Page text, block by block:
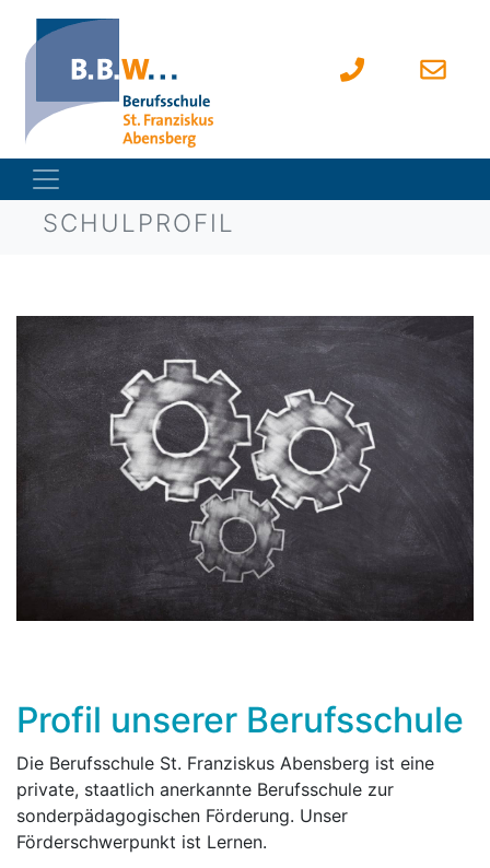
SCHULPROFIL
Profil unserer Berufsschule
Die Berufsschule St. Franziskus Abensberg ist eine
private, staatlich anerkannte Berufsschule zur
sonderpädagogischen Förderung. Unser
Förderschwerpunkt ist Lernen.